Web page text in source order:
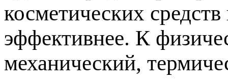
косметических
эффективнее. К
механический,